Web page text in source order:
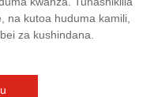
na kutoa huduma kamili,
za kushindana.